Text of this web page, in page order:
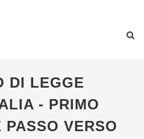
DI LEGGE
- PRIMO
PASSO VERSO